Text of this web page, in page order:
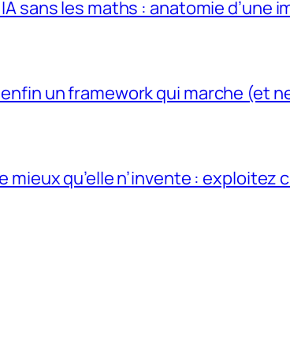
IA sans les maths : anatomie d’une
enfin un framework qui marche (et
mieux qu’elle n’invente :